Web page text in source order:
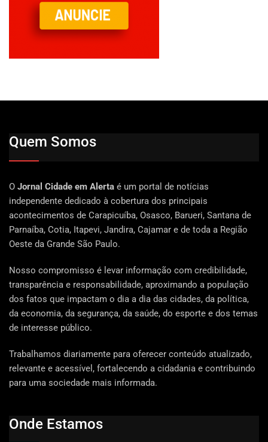
Quem Somos
O Jornal Cidade em Alerta é um portal de notícias
independente dedicado à cobertura dos principais
acontecimentos de Carapicuíba, Osasco, Barueri, Santana de
Parnaíba, Cotia, Itapevi, Jandira, Cajamar e de toda a Região
Oeste da Grande São Paulo.
Nosso compromisso é levar informação com credibilidade,
transparência e responsabilidade, aproximando a população
dos fatos que impactam o dia a dia das cidades, da política,
da economia, da segurança, da saúde, do esporte e dos temas
de interesse público.
Trabalhamos diariamente para oferecer conteúdo atualizado,
relevante e acessível, fortalecendo a cidadania e contribuindo
para uma sociedade mais informada.
Onde Estamos